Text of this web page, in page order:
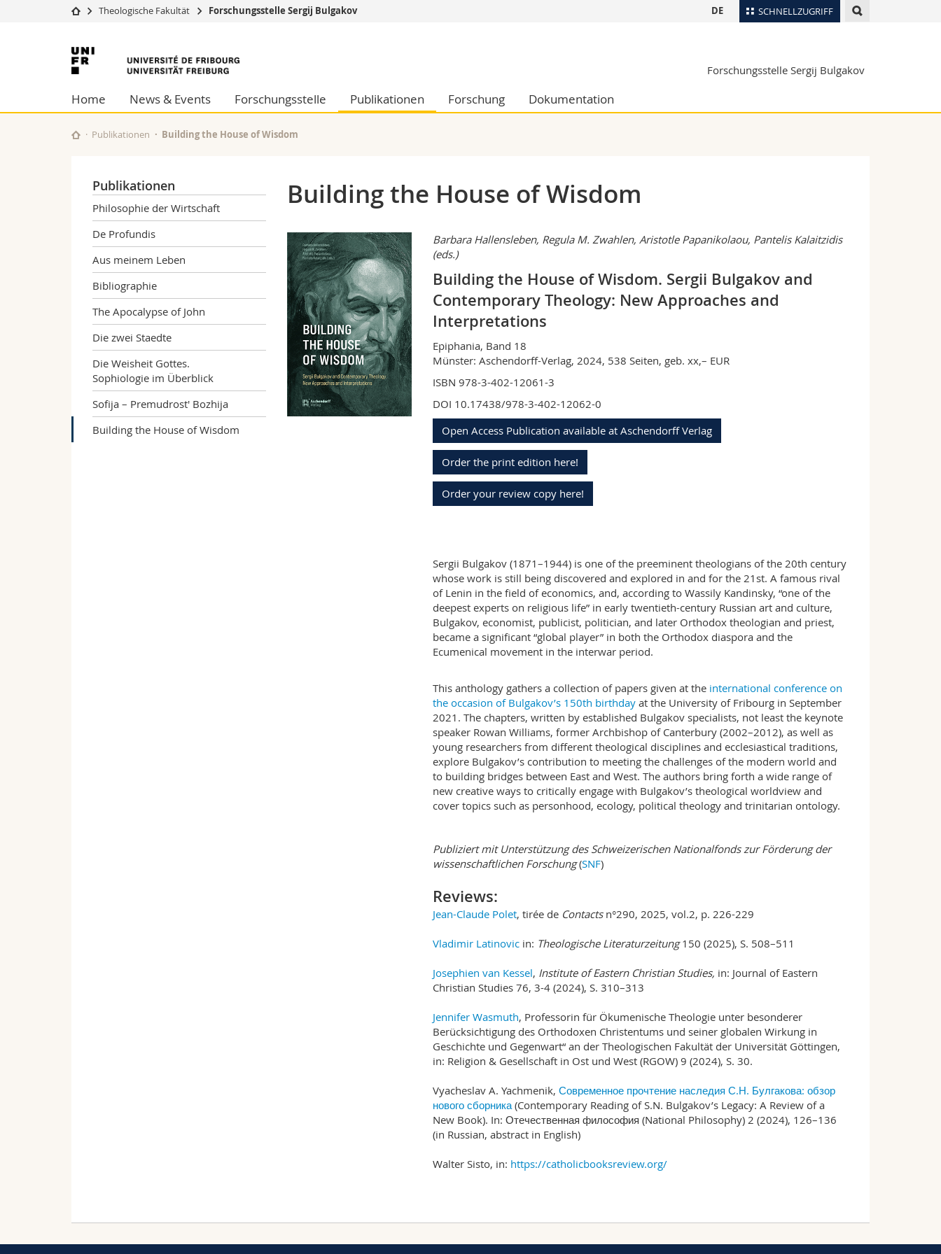
SCHNELLZUGRIFF
Universität
Studium
Forschung
Universität
Weiterbildung
Wirtschafts- und Sozialwissenschaftliche Fak.
Philosophische Fak.
Fak. für Erziehungs- und Bildungswissenschaften
Medien
Forschende
Ortsplan
Webmail
DE
Theologische Fakultät Forschungsstelle Sergij Bulgakov
Universität
Freiburg
Forschungsstelle Sergij Bulgakov
Home News & Events Forschungsstelle Publikationen Forschung Dokumentation
Publikationen Building the House of Wisdom
Publikationen
Philosophie der Wirtschaft
De Profundis
Aus meinem Leben
Bibliographie
The Apocalypse of John
Die zwei Staedte
Die Weisheit Gottes.
Sophiologie im Überblick
Sofija – Premudrost' Bozhija
Building the House of Wisdom
Building the House of Wisdom
Barbara Hallensleben, Regula M. Zwahlen, Aristotle Papanikolaou, Pantelis Kalaitzidis
(eds.)
Building the House of Wisdom. Sergii Bulgakov and
Contemporary Theology: New Approaches and
Interpretations
Epiphania, Band 18
Münster: Aschendorff-Verlag, 2024, 538 Seiten, geb. xx,– EUR
ISBN 978-3-402-12061-3
DOI 10.17438/978-3-402-12062-0
Open Access Publication available at Aschendorff Verlag
Order the print edition here!
Order your review copy here!
Sergii Bulgakov (1871–1944) is one of the preeminent theologians of the 20th century
whose work is still being discovered and explored in and for the 21st. A famous rival
of Lenin in the field of economics, and, according to Wassily Kandinsky, “one of the
deepest experts on religious life” in early twentieth-century Russian art and culture,
Bulgakov, economist, publicist, politician, and later Orthodox theologian and priest,
became a significant “global player” in both the Orthodox diaspora and the
Ecumenical movement in the interwar period.
This anthology gathers a collection of papers given at the international conference on
the occasion of Bulgakov’s 150th birthdayat the University of Fribourg in September
2021. The chapters, written by established Bulgakov specialists, not least the keynote
speaker Rowan Williams, former Archbishop of Canterbury (2002–2012), as well as
young researchers from different theological disciplines and ecclesiastical traditions,
explore Bulgakov’s contribution to meeting the challenges of the modern world and
to building bridges between East and West. The authors bring forth a wide range of
new creative ways to critically engage with Bulgakov’s theological worldview and
cover topics such as personhood, ecology, political theology and trinitarian ontology.
Publiziert mit Unterstützung des Schweizerischen Nationalfonds zur Förderung der
wissenschaftlichen Forschung(SNF)
Reviews:
Jean-Claude Polet, tirée de Contactsn°290, 2025, vol.2, p. 226-229
Vladimir Latinovicin: Theologische Literaturzeitung150 (2025), S. 508–511
Josephien van Kessel, Institute of Eastern Christian Studies, in: Journal of Eastern
Christian Studies 76, 3-4 (2024), S. 310–313
Jennifer Wasmuth, Professorin für Ökumenische Theologie unter besonderer
Berücksichtigung des Orthodoxen Christentums und seiner globalen Wirkung in
Geschichte und Gegenwart“ an der Theologischen Fakultät der Universität Göttingen,
in: Religion & Gesellschaft in Ost und West (RGOW) 9 (2024), S. 30.
Vyacheslav A. Yachmenik, Современное прочтение наследия С.Н. Булгакова: обзор
нового сборника(Contemporary Reading of S.N. Bulgakov’s Legacy: A Review of a
New Book). In: Отечественная философия (National Philosophy) 2 (2024), 126–136
(in Russian, abstract in English)
Walter Sisto, in: https://catholicbooksreview.org/